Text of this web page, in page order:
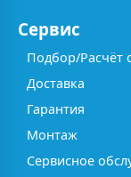
Сервис
Подбор/Расчёт
Доставка
Гарантия
Монтаж
Сервисное